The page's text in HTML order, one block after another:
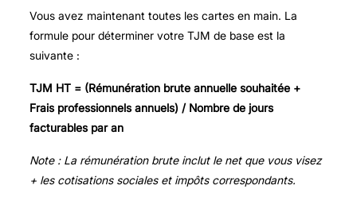
Vous avez maintenant toutes les cartes en main. La
formule pour déterminer votre TJM de base est la
suivante :
TJM HT = (Rémunération brute annuelle souhaitée +
Frais professionnels annuels) / Nombre de jours
facturables par an
Note : La rémunération brute inclut le net que vous visez
+ les cotisations sociales et impôts correspondants.